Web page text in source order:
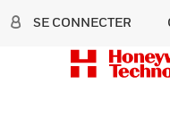
SE CONNECTER